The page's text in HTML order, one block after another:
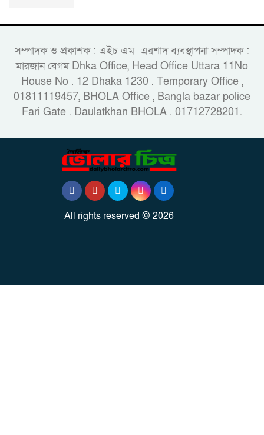
সম্পাদক ও প্রকাশক : এইচ এম এরশাদ ব্যবস্থাপনা সম্পাদক :
মারজান বেগম Dhka Office, Head Office Uttara 11No
House No . 12 Dhaka 1230 . Temporary Office ,
01811119457, BHOLA Office , Bangla bazar police
Fari Gate . Daulatkhan BHOLA . 01712728201.
All rights reserved © 2026